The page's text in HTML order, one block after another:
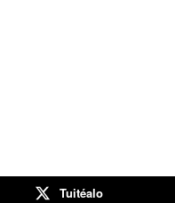
Tuitéalo